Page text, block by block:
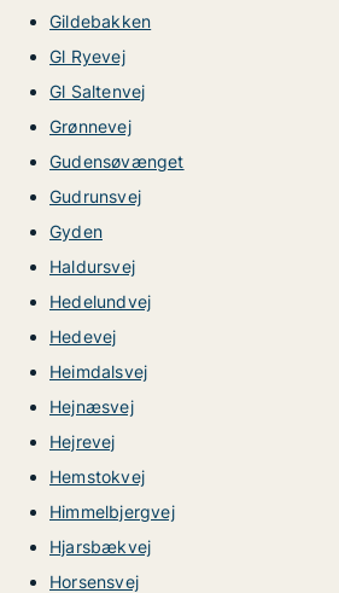
Gildebakken
Gl Ryevej
Gl Saltenvej
Grønnevej
Gudensøvænget
Gudrunsvej
Gyden
Haldursvej
Hedelundvej
Hedevej
Heimdalsvej
Hejnæsvej
Hejrevej
Hemstokvej
Himmelbjergvej
Hjarsbækvej
Horsensvej